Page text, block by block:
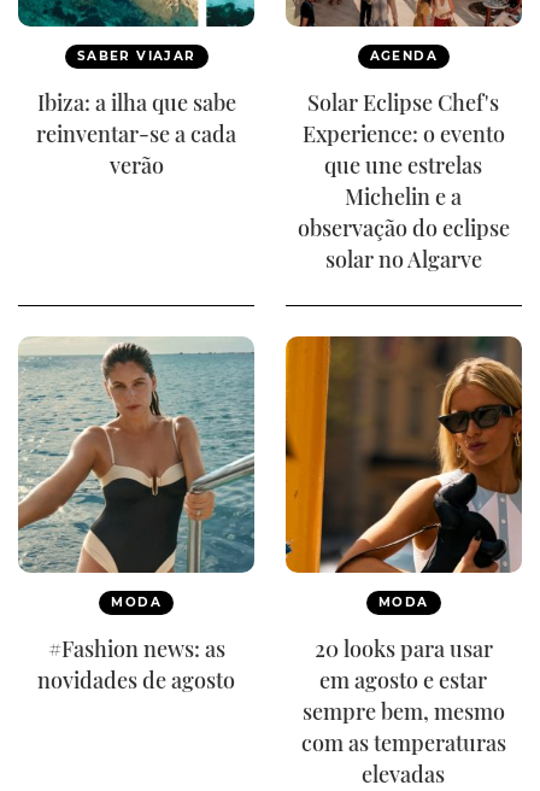
SABER VIAJAR
Ibiza: a ilha que sabe
reinventar-se a cada
verão
AGENDA
Solar Eclipse Chef's
Experience: o evento
que une estrelas
Michelin e a
observação do eclipse
solar no Algarve
MODA
#Fashion news: as
novidades de agosto
MODA
20 looks para usar
em agosto e estar
sempre bem, mesmo
com as temperaturas
elevadas